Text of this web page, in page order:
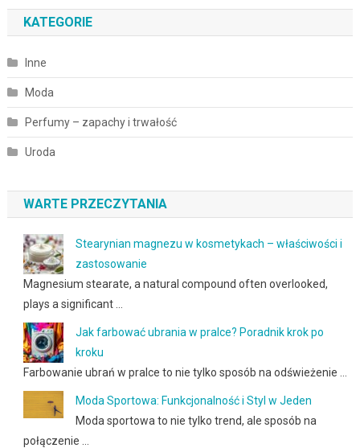
KATEGORIE
Inne
Moda
Perfumy – zapachy i trwałość
Uroda
WARTE PRZECZYTANIA
Stearynian magnezu w kosmetykach – właściwości i
zastosowanie
Magnesium stearate, a natural compound often overlooked,
plays a significant …
Jak farbować ubrania w pralce? Poradnik krok po
kroku
Farbowanie ubrań w pralce to nie tylko sposób na odświeżenie …
Moda Sportowa: Funkcjonalność i Styl w Jeden
Moda sportowa to nie tylko trend, ale sposób na
połączenie …